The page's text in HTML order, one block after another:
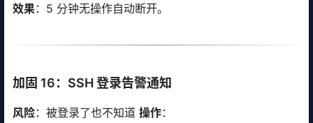
效果：5 分钟无操作自动断开。
加固 16：SSH 登录告警通知
风险：被登录了也不知道 操作：